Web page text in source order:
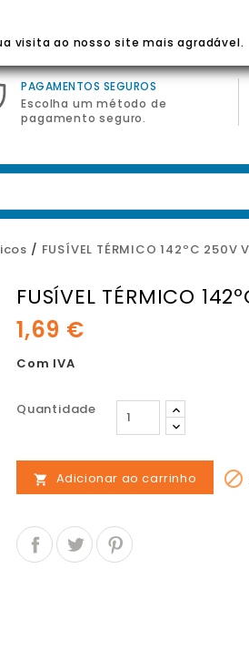
PAGAMENTOS SEGUROS
Escolha um método de
pagamento seguro.
FUSÍVEL TÉRMICO 142ºC 250V
FUSÍVEL TÉRMICO
1,69 €
Com IVA
Quantidade
 Adicionar ao carrinho 
visita ao nosso site mais agradável.